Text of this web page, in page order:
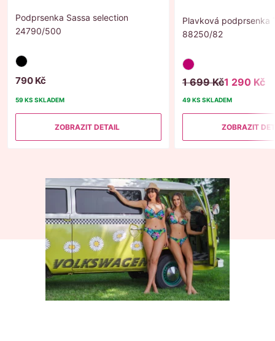
Podprsenka Sassa selection
24790/500
790 Kč
59 KS SKLADEM
ZOBRAZIT DETAIL
Plavková podprsenka
88250/82
1 699 Kč1 290 Kč
49 KS SKLADEM
ZOBRAZIT